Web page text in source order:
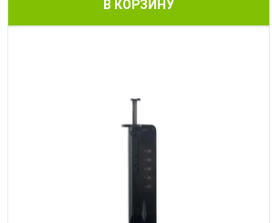
В КОРЗИНУ